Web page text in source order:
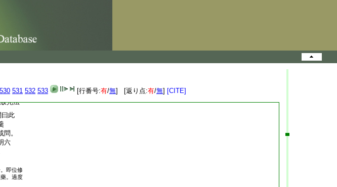
530 531 532 533 [行番号:有/無] [返り点:有/無] [CITE]
化至長
中。其
。
光法
曰此
。
六
即位修
。過度